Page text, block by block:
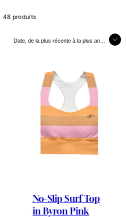
48 produits
Trier
No-Slip Surf Top
in Byron Pink